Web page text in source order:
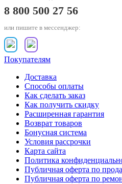
8 800 500 27 56
или пишите в мессенджер:
Покупателям
Доставка
Способы оплаты
Как сделать заказ
Как получить скидку
Расширенная гарантия
Возврат товаров
Бонусная система
Условия рассрочки
Карта сайта
Политика
Публичная оферта по
Публичная оферта по